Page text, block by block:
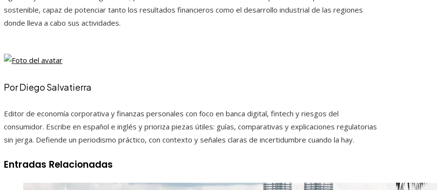
sostenible, capaz de potenciar tanto los resultados financieros como el desarrollo industrial de las regiones
donde lleva a cabo sus actividades.
Por Diego Salvatierra
Editor de economía corporativa y finanzas personales con foco en banca digital, fintech y riesgos del
consumidor. Escribe en español e inglés y prioriza piezas útiles: guías, comparativas y explicaciones regulatorias
sin jerga. Defiende un periodismo práctico, con contexto y señales claras de incertidumbre cuando la hay.
Entradas Relacionadas